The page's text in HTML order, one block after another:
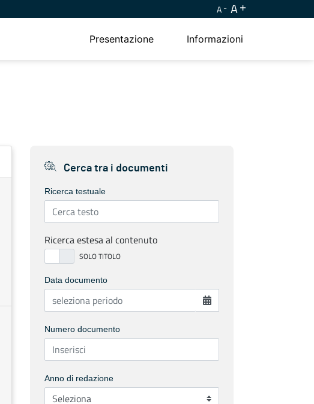
A A
Presentazione Informazioni
Cerca tra i documenti
Ricerca testuale
Ricerca estesa al contenuto
Data documento
Numero documento
Anno di redazione